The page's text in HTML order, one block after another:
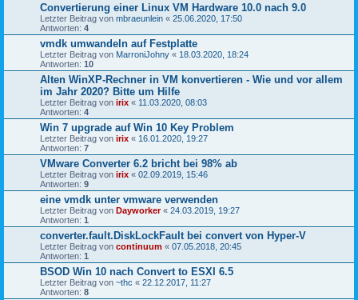
Convertierung einer Linux VM Hardware 10.0 nach 9.0
Letzter Beitrag von mbraeunlein « 25.06.2020, 17:50
Antworten: 4
vmdk umwandeln auf Festplatte
Letzter Beitrag von MarroniJohny « 18.03.2020, 18:24
Antworten: 10
Alten WinXP-Rechner in VM konvertieren - Wie und vor allem
im Jahr 2020? Bitte um Hilfe
Letzter Beitrag von irix « 11.03.2020, 08:03
Antworten: 4
Win 7 upgrade auf Win 10 Key Problem
Letzter Beitrag von irix « 16.01.2020, 19:27
Antworten: 7
VMware Converter 6.2 bricht bei 98% ab
Letzter Beitrag von irix « 02.09.2019, 15:46
Antworten: 9
eine vmdk unter vmware verwenden
Letzter Beitrag von Dayworker« 24.03.2019, 19:27
Antworten: 1
converter.fault.DiskLockFault bei convert von Hyper-V
Letzter Beitrag von continuum « 07.05.2018, 20:45
Antworten: 1
BSOD Win 10 nach Convert to ESXI 6.5
Letzter Beitrag von ~thc « 22.12.2017, 11:27
Antworten: 8